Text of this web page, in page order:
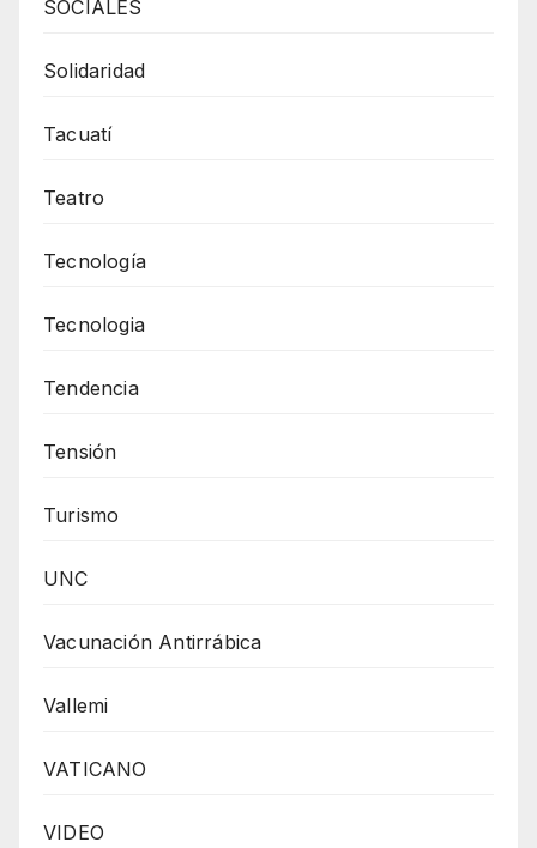
SOCIALES
Solidaridad
Tacuatí
Teatro
Tecnología
Tecnologia
Tendencia
Tensión
Turismo
UNC
Vacunación Antirrábica
Vallemi
VATICANO
VIDEO